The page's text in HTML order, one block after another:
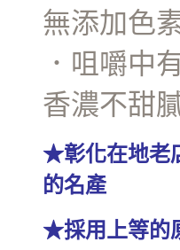
無添加色
．咀嚼中
香濃不甜
★彰化在地老
的名產
★採用上等的